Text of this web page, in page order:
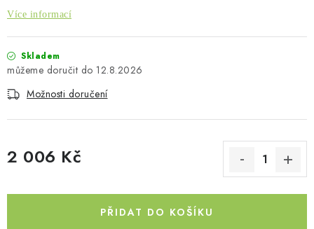
Moje objednávka
Napište nám
Obchodní podmínky
Více informací
Skladem
12.8.2026
Možnosti doručení
2 006 Kč
PŘIDAT DO KOŠÍKU